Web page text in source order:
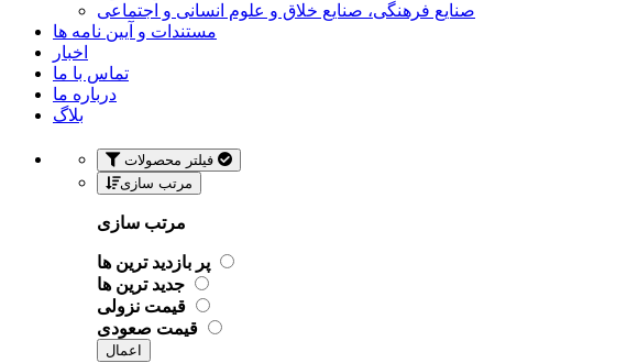
صنایع فرهنگی، صنایع خلاق و علوم انسانی و اجتماعی
مستندات و آیین نامه ها
اخبار
تماس با ما
درباره ما
بلاگ
فیلتر محصولات
مرتب سازی
مرتب سازی
پر بازدید ترین ها
جدید ترین ها
قیمت نزولی
قیمت صعودی
اعمال